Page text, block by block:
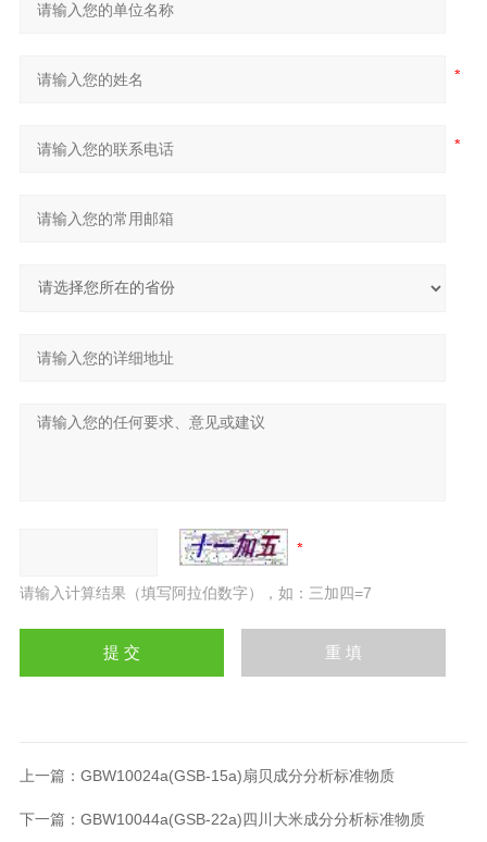
请输入计算结果（填写阿拉伯数字），如：三加四=7
上一篇： GBW10024a(GSB-15a)扇贝成分分析标准物质
下一篇： GBW10044a(GSB-22a)四川大米成分分析标准物质